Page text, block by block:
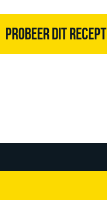
PROBEER DIT RECEPT